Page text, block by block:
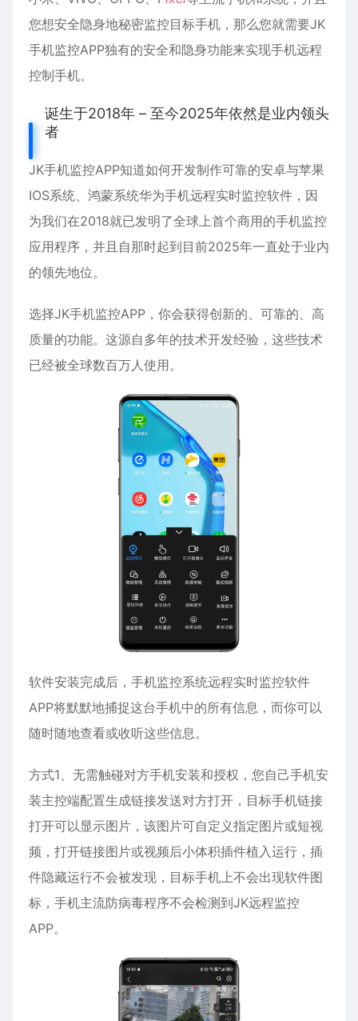
您想安全隐身地秘密监控目标手机，那么您就需要JK
手机监控APP独有的安全和隐身功能来实现手机远程
控制手机。
诞生于2018年 – 至今2025年依然是业内领头
者
JK手机监控APP知道如何开发制作可靠的安卓与苹果
IOS系统、鸿蒙系统华为手机远程实时监控软件，因
为我们在2018就已发明了全球上首个商用的手机监控
应用程序，并且自那时起到目前2025年一直处于业内
的领先地位。
选择JK手机监控APP，你会获得创新的、可靠的、高
质量的功能。这源自多年的技术开发经验，这些技术
已经被全球数百万人使用。
软件安装完成后，手机监控系统远程实时监控软件
APP将默默地捕捉这台手机中的所有信息，而你可以
随时随地查看或收听这些信息。
方式1、无需触碰对方手机安装和授权，您自己手机安
装主控端配置生成链接发送对方打开，目标手机链接
打开可以显示图片，该图片可自定义指定图片或短视
频，打开链接图片或视频后小体积插件植入运行，插
件隐藏运行不会被发现，目标手机上不会出现软件图
标，手机主流防病毒程序不会检测到JK远程监控
APP。